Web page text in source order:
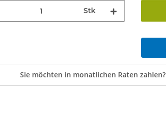
Stk
Sie möchten in monatlichen Raten zahlen?